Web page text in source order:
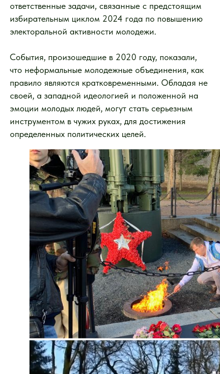
ответственные задачи, связанные с предстоящим
избирательным циклом 2024 года по повышению
электоральной активности молодежи.
События, произошедшие в 2020 году, показали,
что неформальные молодежные объединения, как
правило являются кратковременными. Обладая не
своей, а западной идеологией и положенной на
эмоции молодых людей, могут стать серьезным
инструментом в чужих руках, для достижения
определенных политических целей.